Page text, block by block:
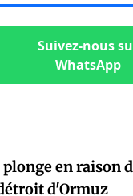
Suivez-nous
WhatsApp
en raison
d'Ormuz